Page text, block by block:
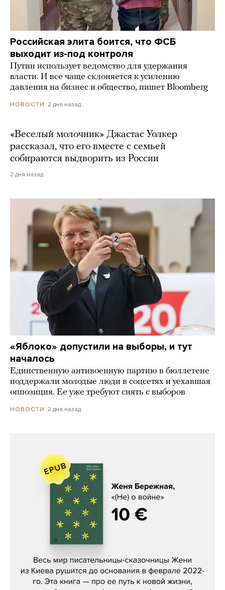
Российская элита боится, что ФСБ
выходит из-под контроля
Путин использует ведомство для удержания
власти. И все чаще склоняется к усилению
давления на бизнес и общество, пишет Bloomberg
НОВОСТИ 2 дня назад
«Веселый молочник» Джастас Уолкер
рассказал, что его вместе с семьей
собираются выдворить из России
2 дня назад
«Яблоко» допустили на выборы, и тут
началось
Единственную антивоенную партию в бюллетене
поддержали молодые люди в соцсетях и уехавшая
оппозиция. Ее уже требуют снять с выборов
НОВОСТИ 2 дня назад
Женя Бережная, «(Не) о войне»